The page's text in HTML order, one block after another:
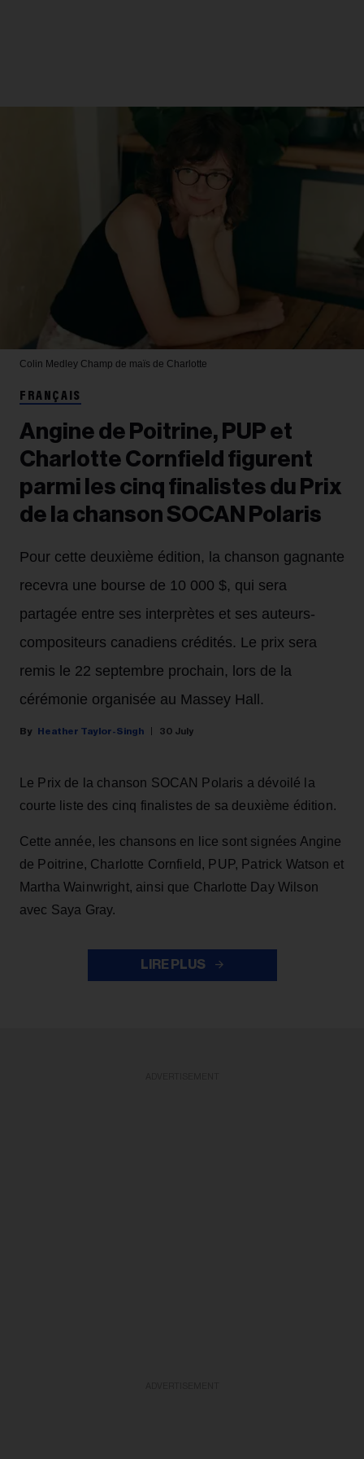
Colin Medley Champ de maïs de Charlotte
FRANÇAIS
Angine de Poitrine, PUP et
Charlotte Cornfield figurent
parmi les cinq finalistes du Prix
de la chanson SOCAN Polaris
Pour cette deuxième édition, la chanson gagnante
recevra une bourse de 10 000 $, qui sera
partagée entre ses interprètes et ses auteurs-
compositeurs canadiens crédités. Le prix sera
remis le 22 septembre prochain, lors de la
cérémonie organisée au Massey Hall.
Heather Taylor-Singh 30 July
Le Prix de la chanson SOCAN Polaris a dévoilé la
courte liste des cinq finalistes de sa deuxième édition.
Cette année, les chansons en lice sont signées Angine
de Poitrine, Charlotte Cornfield, PUP, Patrick Watson et
Martha Wainwright, ainsi que Charlotte Day Wilson
avec Saya Gray.
LIRE PLUS